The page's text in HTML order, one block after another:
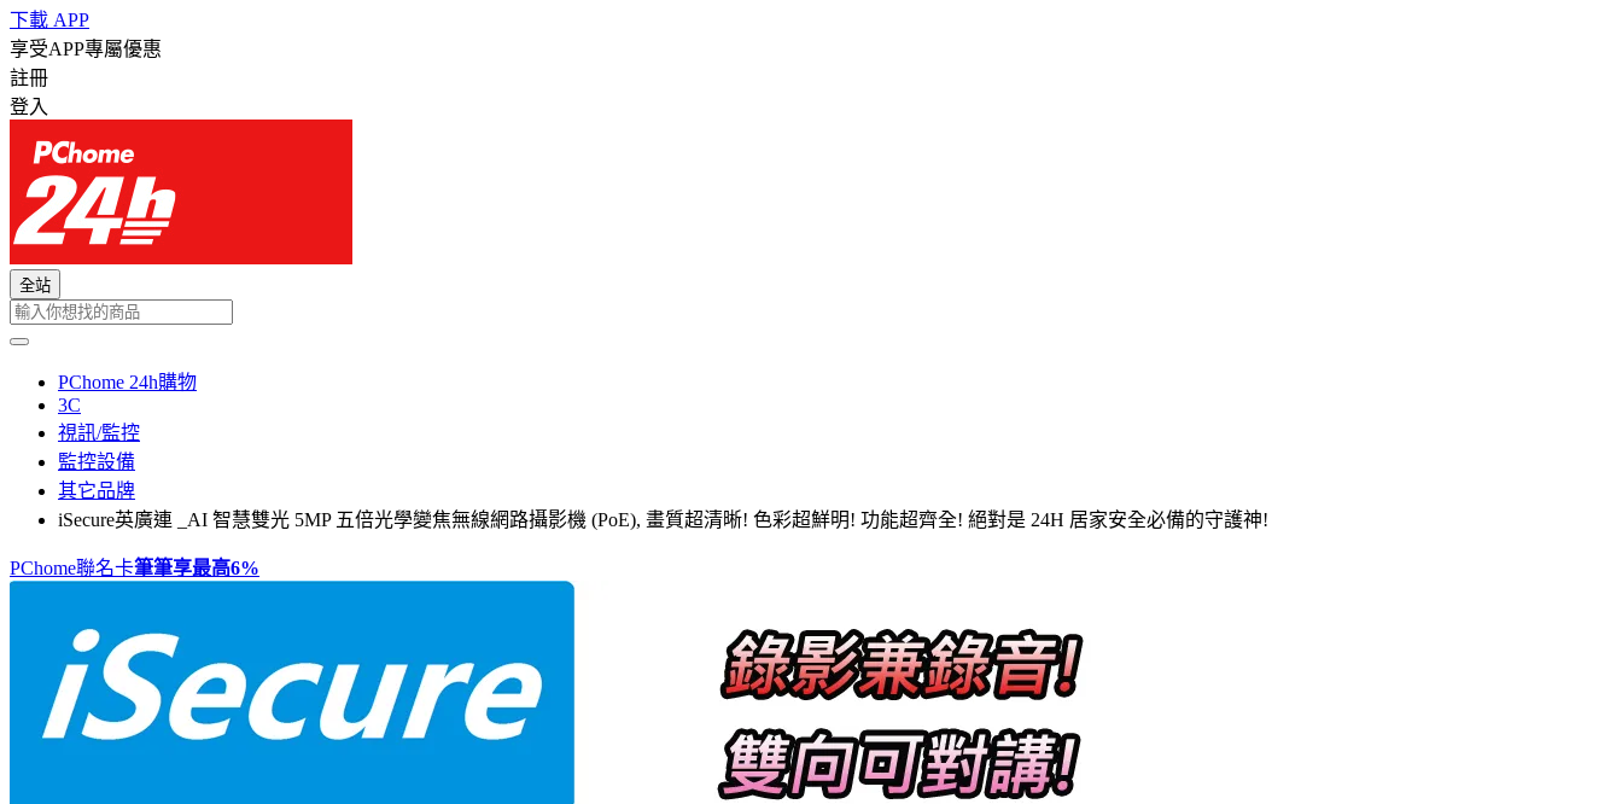
下載 APP
享受APP專屬優惠
註冊
登入
全站
PChome 24h購物
3C
視訊/監控
監控設備
其它品牌
iSecure英廣連 _AI 智慧雙光 5MP 五倍光學變焦無線網路攝影機 (PoE), 畫質超清晰! 色彩超鮮明! 功能超齊全! 絕對是 24H 居家安全必備的守護神!
PChome聯名卡筆筆享最高6%